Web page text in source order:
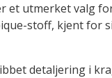
et utmerket valg
stoff, kjent for
detaljering i